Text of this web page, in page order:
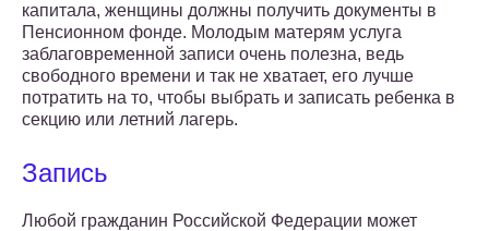
капитала, женщины должны получить документы в
Пенсионном фонде. Молодым матерям услуга
заблаговременной записи очень полезна, ведь
свободного времени и так не хватает, его лучше
потратить на то, чтобы выбрать и записать ребенка в
секцию или летний лагерь.
Запись
Любой гражданин Российской Федерации может